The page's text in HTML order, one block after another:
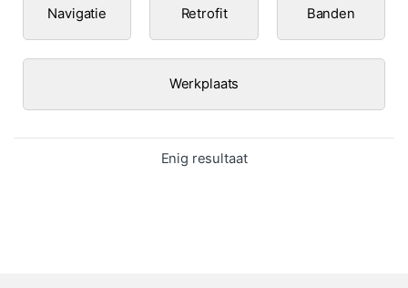
Navigatie
Retrofit
Banden
Werkplaats
Enig resultaat